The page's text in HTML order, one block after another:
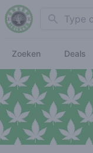
Search
Zoeken Deals